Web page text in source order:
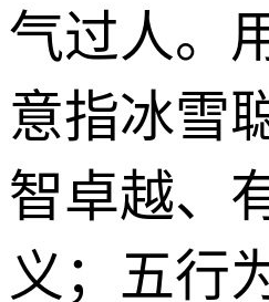
气过人。
意指冰雪
智卓越、
义；五行